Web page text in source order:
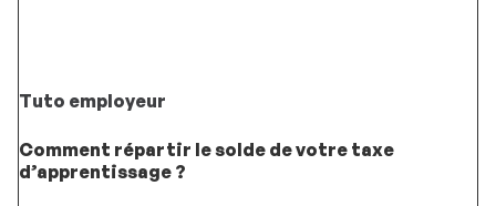
Tuto employeur
Comment répartir le solde de votre taxe
d’apprentissage ?